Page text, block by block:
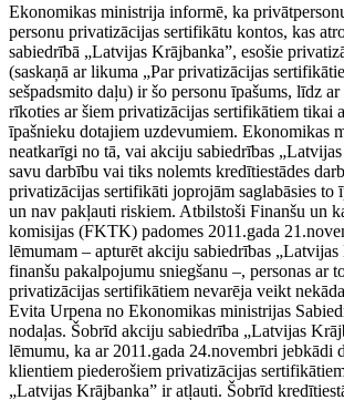
Ekonomikas ministrija informē, ka
personu privatizācijas sertifikātu kontos, kas
sabiedrībā „Latvijas Krājbanka”, esošie
(saskaņā ar likuma „Par privatizācijas
sešpadsmito daļu) ir šo personu īpašums, līdz
rīkoties ar šiem privatizācijas sertifikātiem tikai
īpašnieku dotajiem uzdevumiem. Ekonomikas
neatkarīgi no tā, vai akciju sabiedrības
savu darbību vai tiks nolemts kredītiestādes
privatizācijas sertifikāti joprojām saglabāsies to
un nav pakļauti riskiem. Atbilstoši Finanšu un
komisijas (FKTK) padomes 2011.gada
lēmumam – apturēt akciju sabiedrības
finanšu pakalpojumu sniegšanu –, personas ar
privatizācijas sertifikātiem nevarēja veikt
Evita Urpena no Ekonomikas ministrijas
nodaļas. Šobrīd akciju sabiedrība „Latvijas
lēmumu, ka ar 2011.gada 24.novembri jebkādi
klientiem piederošiem privatizācijas
„Latvijas Krājbanka” ir atļauti. Šobrīd